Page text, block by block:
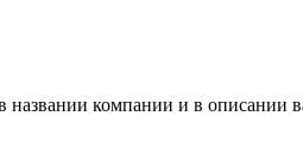
названии компании и в описании